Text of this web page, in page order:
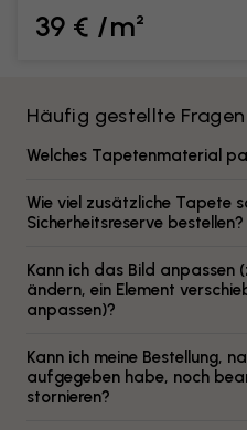
39 € /m²
Häufig gestellte Fragen
Welches Tapetenmaterial
Wie viel zusätzliche Tapete
Sicherheitsreserve bestellen?
Kann ich das Bild anpassen
ändern, ein Element
anpassen)?
Kann ich meine Bestellung,
aufgegeben habe, noch
stornieren?